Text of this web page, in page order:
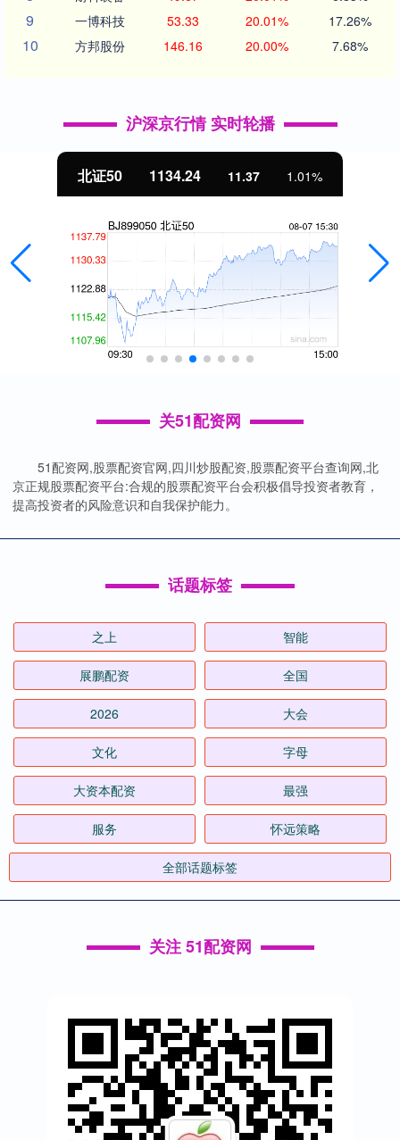
9 一博科技 53.33 20.01% 17.26%
10 方邦股份 146.16 20.00% 7.68%
沪深京行情 实时轮播
北证50 1134.24 11.37 1.01%
关51配资网
51配资网,股票配资官网,四川炒股配资,股票配资平台查询网,北
京正规股票配资平台:合规的股票配资平台会积极倡导投资者教育，
提高投资者的风险意识和自我保护能力。
话题标签
之上 智能
展鹏配资 全国
2026 大会
文化 字母
大资本配资 最强
服务 怀远策略
全部话题标签
关注 51配资网